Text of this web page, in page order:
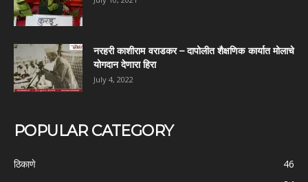
नरहरी काशीराम वराडकर – दापोलीत शैक्षणिक कार्यात मोलाचे
योगदान देणारा हिरा
July 4, 2022
POPULAR CATEGORY
ठिकाणे
46